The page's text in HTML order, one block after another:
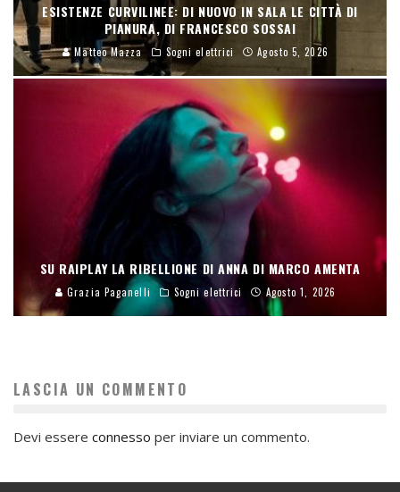
ESISTENZE CURVILINEE: DI NUOVO IN SALA LE CITTÀ DI
PIANURA, DI FRANCESCO SOSSAI
Matteo Mazza Sogni elettrici Agosto 5, 2026
SU RAIPLAY LA RIBELLIONE DI ANNA DI MARCO AMENTA
Grazia Paganelli Sogni elettrici Agosto 1, 2026
LASCIA UN COMMENTO
Devi essere connesso per inviare un commento.